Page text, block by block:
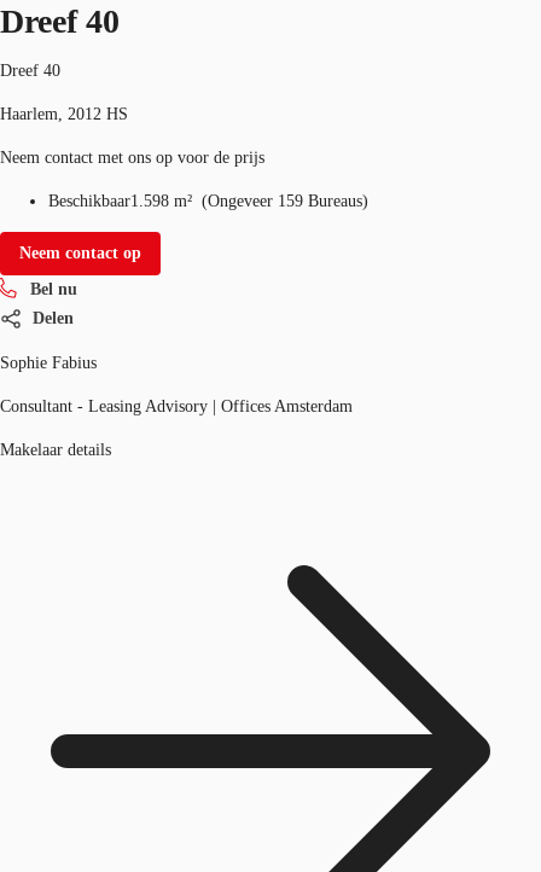
Dreef 40
Dreef 40
Haarlem, 2012 HS
Neem contact met ons op voor de prijs
Beschikbaar1.598 m² (Ongeveer 159 Bureaus)
Neem contact op
Bel nu
Delen
Sophie Fabius
Consultant - Leasing Advisory | Offices Amsterdam
Makelaar details